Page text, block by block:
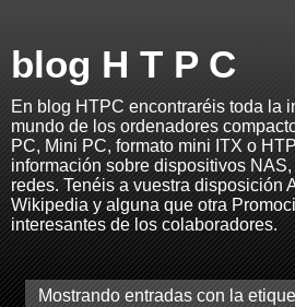
blog H T P C
En blog HTPC encontraréis toda la
mundo de los ordenadores
PC, Mini PC, formato mini ITX o
información sobre dispositivos
redes. Tenéis a vuestra disposición
Wikipedia y alguna que otra
interesantes de los colaboradores.
Mostrando entradas con la